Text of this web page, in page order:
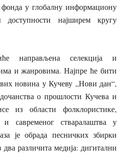
фонда у глобалну информациону
најширем кругу
направљена селекција и
и жанровима. Најпре ће бити
новина у Кучеву „Нови дан“,
о прошлости Кучева и
из области фолклористике,
и савременог стваралаштва у
је обрада песничких збирки
два различита медија: дигитални